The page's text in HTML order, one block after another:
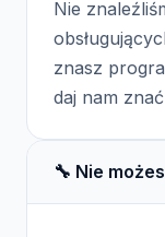
Nie
znasz
daj nam
🔧 Nie